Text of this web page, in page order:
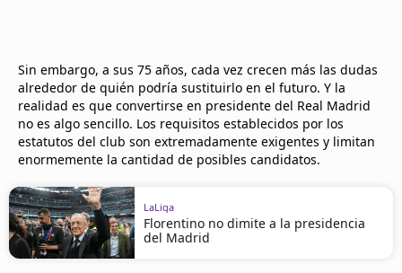
Sin embargo, a sus 75 años, cada vez crecen más las dudas
alrededor de quién podría sustituirlo en el futuro. Y la
realidad es que convertirse en presidente del Real Madrid
no es algo sencillo. Los requisitos establecidos por los
estatutos del club son extremadamente exigentes y limitan
enormemente la cantidad de posibles candidatos.
LaLiga
Florentino no dimite a la presidencia
del Madrid